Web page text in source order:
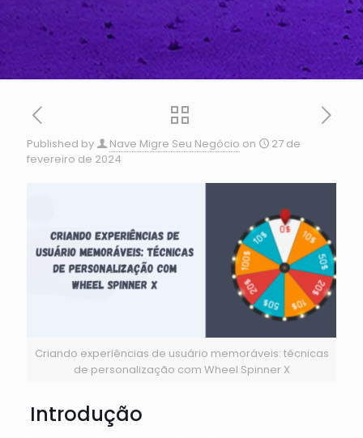
Published by Nave Migre Seu Negócio on
27 de
fevereiro de 2024
Criando experiências de usuário memoráveis: técnicas
de personalização com Wheel Spinner X
Introdução